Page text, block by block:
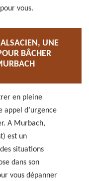
vous.
UNE
BÂCHER
en pleine
appel d’urgence
A Murbach,
est un
situations
dans son
vous dépanner